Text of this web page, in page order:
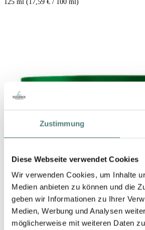
Zustimmung
Diese Webseite verwendet Cookies
Wir verwenden Cookies, um Inhalte
Medien anbieten zu können und die
geben wir Informationen zu Ihrer
Medien, Werbung und Analysen
möglicherweise mit weiteren Daten
125 ml (17,59 € / 100 ml)